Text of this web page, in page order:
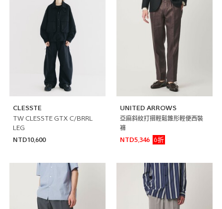
CLESSTE
TW CLESSTE GTX C/BRRL
LEG
NTD10,600
UNITED ARROWS
亞麻斜紋打摺輕鬆錐形輕便西裝
褲
NTD5,346
6折